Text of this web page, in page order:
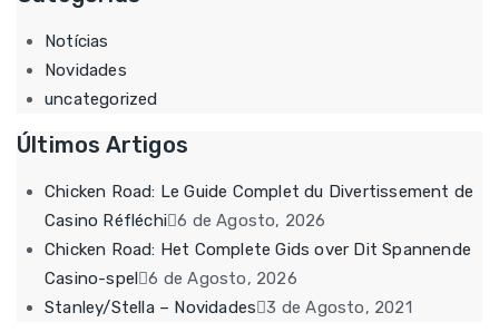
Notícias
Novidades
uncategorized
Últimos Artigos
Chicken Road: Le Guide Complet du Divertissement de
Casino Réfléchi 6 de Agosto, 2026
Chicken Road: Het Complete Gids over Dit Spannende
Casino-spel 6 de Agosto, 2026
Stanley/Stella – Novidades 3 de Agosto, 2021